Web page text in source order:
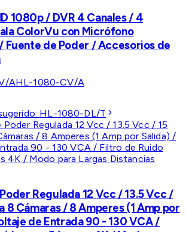
1080p / DVR 4 Canales / 4
ColorVu con Micrófono
Fuente de Poder / Accesorios de
AHL-1080-CV/A
HL-1080-DL/T
Regulada 12 Vcc / 13.5 Vcc /
8 Cámaras / 8 Amperes (1 Amp por
de Entrada 90 - 130 VCA /